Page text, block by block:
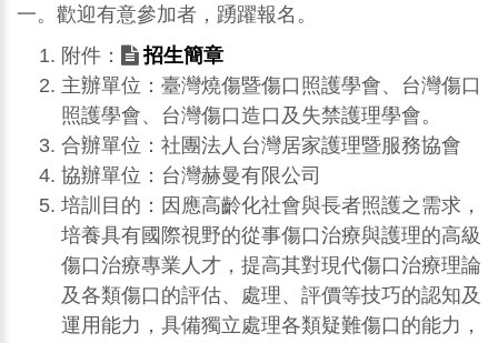
一。歡迎有意參加者，踴躍報名。
附件：
招生簡章
主辦單位：臺灣燒傷暨傷口照護學會、台灣傷口
照護學會、台灣傷口造口及失禁護理學會。
合辦單位：社團法人台灣居家護理暨服務協會
協辦單位：台灣赫曼有限公司
培訓目的：因應高齡化社會與長者照護之需求，
培養具有國際視野的從事傷口治療與護理的高級
傷口治療專業人才，提高其對現代傷口治療理論
及各類傷口的評估、處理、評價等技巧的認知及
運用能力，具備獨立處理各類疑難傷口的能力，